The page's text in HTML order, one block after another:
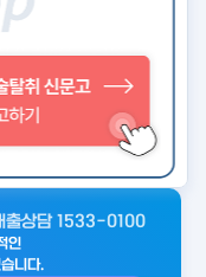
출상담 1533-0100
인
니다.